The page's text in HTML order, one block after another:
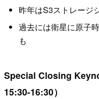
昨年はS3ストレージ
過去には衛星に原子
も
Special Closing
15:30-16:30）